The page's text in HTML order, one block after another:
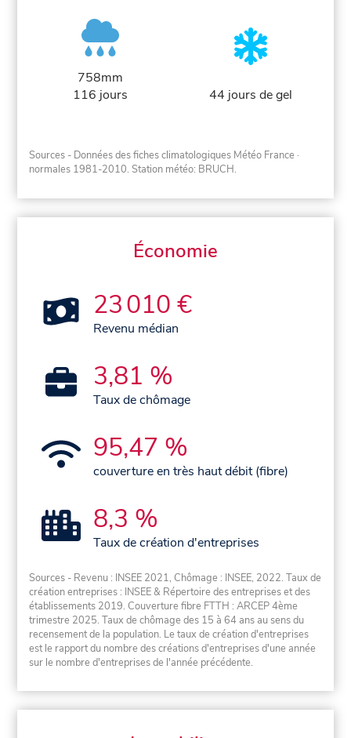
758mm
116 jours
44 jours de gel
Sources - Données des fiches climatologiques Météo France ·
normales 1981-2010. Station météo: BRUCH.
Économie
23 010 €
Revenu médian
3,81 %
Taux de chômage
95,47 %
couverture en très haut débit (fibre)
8,3 %
Taux de création d'entreprises
Sources - Revenu : INSEE 2021, Chômage : INSEE, 2022. Taux de
création entreprises : INSEE & Répertoire des entreprises et des
établissements 2019. Couverture fibre FTTH : ARCEP 4ème
trimestre 2025. Taux de chômage des 15 à 64 ans au sens du
recensement de la population. Le taux de création d'entreprises
est le rapport du nombre des créations d'entreprises d'une année
sur le nombre d'entreprises de l'année précédente.